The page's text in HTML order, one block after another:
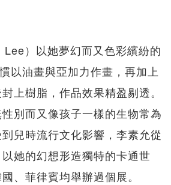
）以她夢幻而又色彩繽紛的
以油畫與亞加力作畫，再加上
上樹脂，作品效果精盈剔透。
性別而又像孩子一樣的生物常為
兒時流行文化影響，李素允從
她的幻想形造獨特的卡通世
、菲律賓均舉辦過個展。